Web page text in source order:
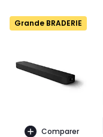
Grande BRADERIE
Comparer